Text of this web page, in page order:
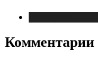
Комментарии